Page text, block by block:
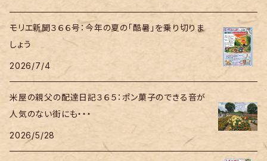
モリエ新聞３６６号：今年の夏の「酷暑」を乗り切りま
しょう
2026/7/4
米屋の親父の配達日記３６５：ポン菓子のできる音が
人気のない街にも・・・
2026/5/28